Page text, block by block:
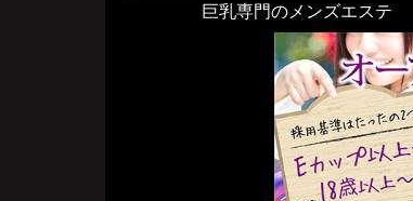
巨乳専門のメンズエステ